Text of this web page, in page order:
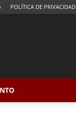
POLÍTICA DE PRIVACIDAD